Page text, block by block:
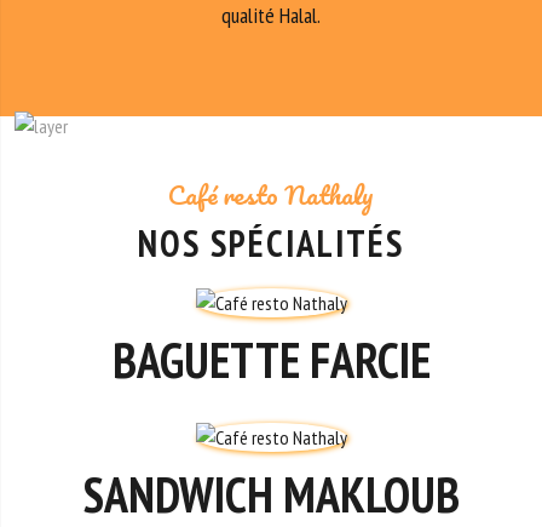
qualité Halal.
Café resto Nathaly
NOS SPÉCIALITÉS
BAGUETTE FARCIE
SANDWICH MAKLOUB